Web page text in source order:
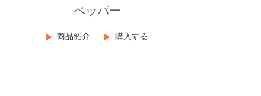
ペッパー
商品紹介 購入する